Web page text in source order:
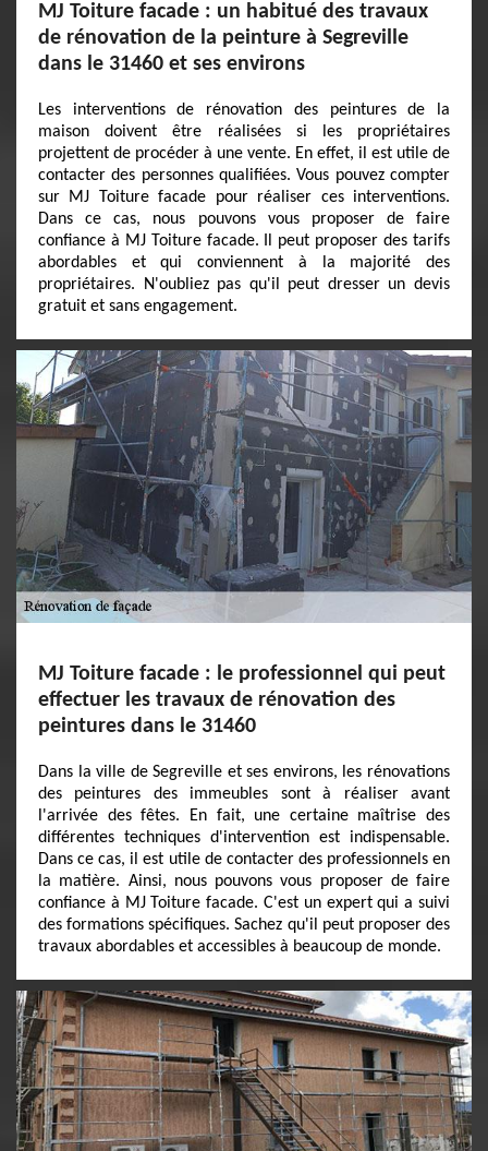
MJ Toiture facade : un habitué des travaux
de rénovation de la peinture à Segreville
dans le 31460 et ses environs
Les interventions de rénovation des peintures de la
maison doivent être réalisées si les propriétaires
projettent de procéder à une vente. En effet, il est utile de
contacter des personnes qualifiées. Vous pouvez compter
sur MJ Toiture facade pour réaliser ces interventions.
Dans ce cas, nous pouvons vous proposer de faire
confiance à MJ Toiture facade. Il peut proposer des tarifs
abordables et qui conviennent à la majorité des
propriétaires. N'oubliez pas qu'il peut dresser un devis
gratuit et sans engagement.
MJ Toiture facade : le professionnel qui peut
effectuer les travaux de rénovation des
peintures dans le 31460
Dans la ville de Segreville et ses environs, les rénovations
des peintures des immeubles sont à réaliser avant
l'arrivée des fêtes. En fait, une certaine maîtrise des
différentes techniques d'intervention est indispensable.
Dans ce cas, il est utile de contacter des professionnels en
la matière. Ainsi, nous pouvons vous proposer de faire
confiance à MJ Toiture facade. C'est un expert qui a suivi
des formations spécifiques. Sachez qu'il peut proposer des
travaux abordables et accessibles à beaucoup de monde.